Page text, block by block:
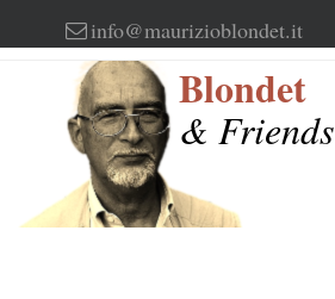
to
info@maurizioblondet.it
Blondet
& Friends